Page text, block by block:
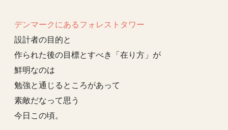
デンマークにあるフォレストタワー
設計者の目的と
作られた後の目標とすべき「在り方」が
鮮明なのは
勉強と通じるところがあって
素敵だなって思う
今日この頃。